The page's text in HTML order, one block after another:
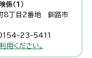
（1）
8丁目2番地 釧路市
0154-23-5411
用ください。